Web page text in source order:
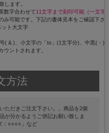
します。
数字合わせて11文字まで刻印可能（一文字
可能です。下記の書体見本をご確認下さ
ト大文字
( & )、小文字の「to」(1文字分)、中黒(・)
ントされます。
方法
ただきご注文下さい。。商品を2個
が分かるようご併記お願い致しま
：○○○○」など